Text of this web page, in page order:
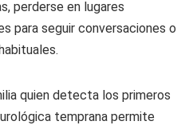
perderse en lugares
para seguir conversaciones o
quien detecta los primeros
temprana permite